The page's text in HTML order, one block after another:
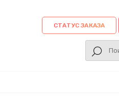
СТАТУС ЗАКАЗА